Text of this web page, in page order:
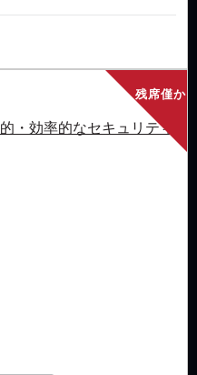
残席僅か
・効率的なセキュリティ